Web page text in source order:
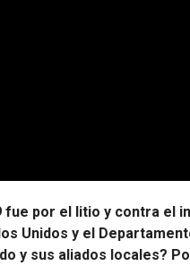
fue por el litio y contra el
Unidos y el
y sus aliados locales?